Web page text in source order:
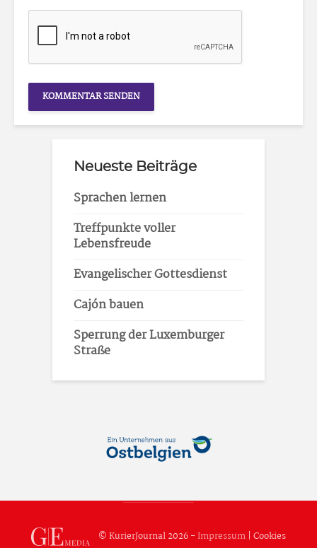
Neueste Beiträge
Sprachen lernen
Treffpunkte voller
Lebensfreude
Evangelischer Gottesdienst
Cajón bauen
Sperrung der Luxemburger
Straße
© KurierJournal 2026 -Impressum| Cookies